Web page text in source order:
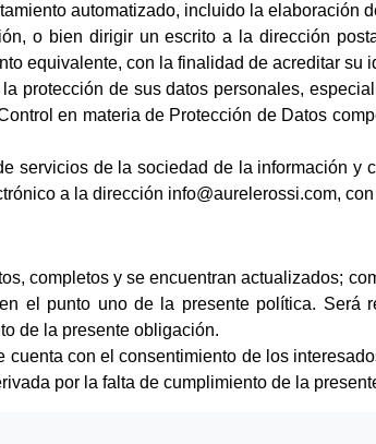
automatizado, incluido la elaboración
o bien dirigir un escrito a la dirección
equivalente, con la finalidad de acreditar su
protección de sus datos personales,
en materia de Protección de Datos
servicios de la sociedad de la información y
a la dirección info@aurelerossi.com, con
completos y se encuentran actualizados;
el punto uno de la presente política. Será
de la presente obligación.
con el consentimiento de los
por la falta de cumplimiento de la